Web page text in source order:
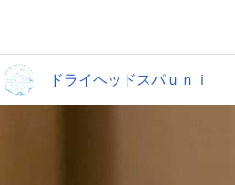
ドライヘッドスパｕｎｉ